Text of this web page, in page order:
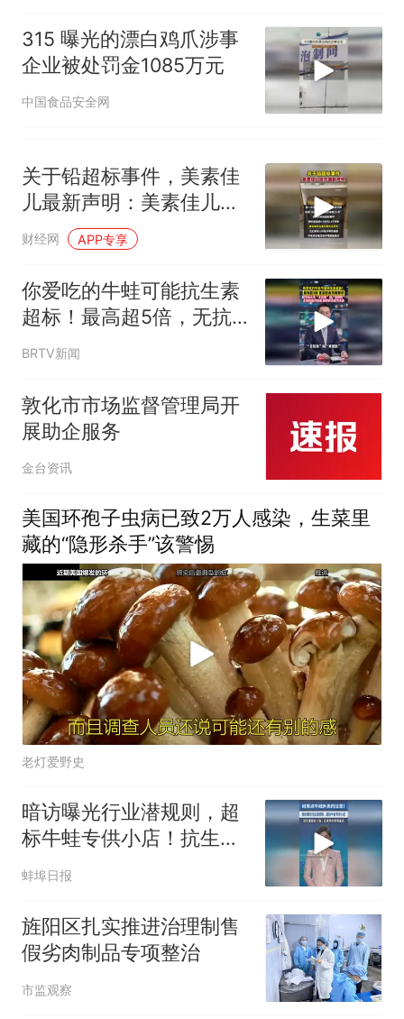
315 曝光的漂白鸡爪涉事
企业被处罚金1085万元
中国食品安全网
关于铅超标事件，美素佳
儿最新声明：美素佳儿称
寻求更多机构奶粉复检
财经网 APP专享
你爱吃的牛蛙可能抗生素
超标！最高超5倍，无抗
的专门应付检查
BRTV新闻
敦化市市场监督管理局开
展助企服务
金台资讯
美国环孢子虫病已致2万人感染，生菜里
藏的“隐形杀手”该警惕
老灯爱野史
暗访曝光行业潜规则，超
标牛蛙专供小店！抗生素
超标5倍，还有明令禁用
蚌埠日报
旌阳区扎实推进治理制售
假劣肉制品专项整治
市监观察